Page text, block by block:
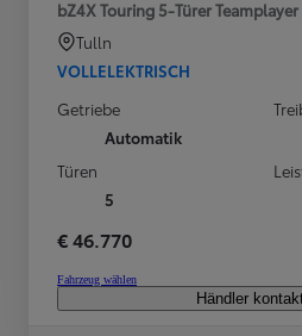
bZ4X Touring 5-Türer
Tulln
VOLLELEKTRISCH
Getriebe
Automatik
Türen
5
€ 46.770
Fahrzeug wählen
Händler